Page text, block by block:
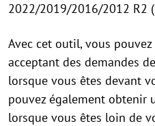
2022/2019/2016/2012 R2
Avec cet outil, vous
acceptant des demandes
lorsque vous êtes devant
pouvez également obtenir
lorsque vous êtes loin de